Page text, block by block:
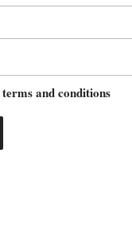
terms and conditions